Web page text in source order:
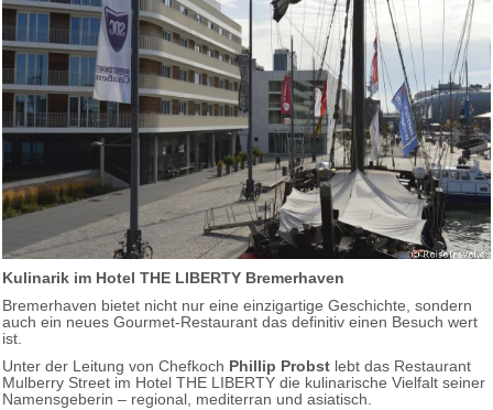
Kulinarik im Hotel THE LIBERTY Bremerhaven
Bremerhaven bietet nicht nur eine einzigartige Geschichte, sondern
auch ein neues Gourmet-Restaurant das definitiv einen Besuch wert
ist.
Unter der Leitung von Chefkoch Phillip Probst lebt das Restaurant
Mulberry Street im Hotel THE LIBERTY die kulinarische Vielfalt seiner
Namensgeberin – regional, mediterran und asiatisch.